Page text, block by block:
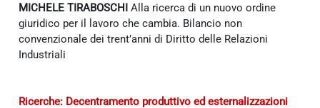
MICHELE TIRABOSCHI Alla ricerca di un nuovo ordine
giuridico per il lavoro che cambia. Bilancio non
convenzionale dei trent’anni di Diritto delle Relazioni
Industriali
Ricerche: Decentramento produttivo ed esternalizzazioni